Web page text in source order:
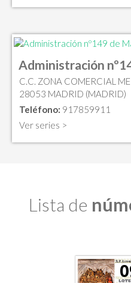
Administración
C.C. ZONA COMERCIAL
28053 MADRID (MADRID)
Teléfono: 917859911
Ver series >
Lista de